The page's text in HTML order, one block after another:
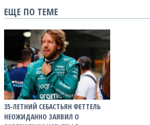
ЕЩЕ ПО ТЕМЕ
35-ЛЕТНИЙ СЕБАСТЬЯН ФЕТТЕЛЬ
НЕОЖИДАННО ЗАЯВИЛ О